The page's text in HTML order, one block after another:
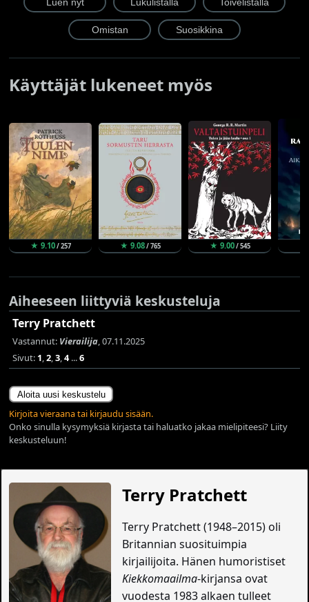
Käyttäjät lukeneet myös
★ 9.10/ 257 ★ 9.08/ 765 ★ 9.00/ 545
Aiheeseen liittyviä keskusteluja
Terry Pratchett
Vastannut: Vierailija, 07.11.2025
Sivut: 1,2,3,4...6
Aloita uusi keskustelu
Kirjoita vieraana tai kirjaudu sisään.
Onko sinulla kysymyksiä kirjasta tai haluatko jakaa mielipiteesi? Liity
keskusteluun!
Terry Pratchett
Terry Pratchett (1948–2015) oli
Britannian suosituimpia
kirjailijoita. Hänen humoristiset
Kiekkomaailma-kirjansa ovat
vuodesta 1983 alkaen tulleet